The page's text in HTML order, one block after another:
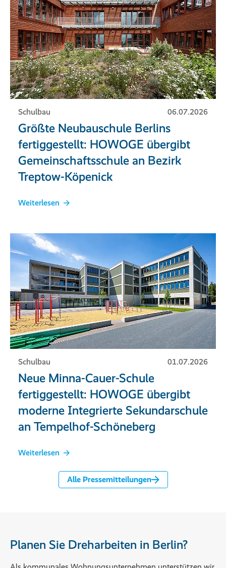
Schulbau 06.07.2026
Größte Neubauschule Berlins
fertiggestellt: HOWOGE übergibt
Gemeinschaftsschule an Bezirk
Treptow-Köpenick
Weiterlesen
Schulbau 01.07.2026
Neue Minna-Cauer-Schule
fertiggestellt: HOWOGE übergibt
moderne Integrierte Sekundarschule
an Tempelhof-Schöneberg
Weiterlesen
Alle Pressemitteilungen
Planen Sie Dreharbeiten in Berlin?